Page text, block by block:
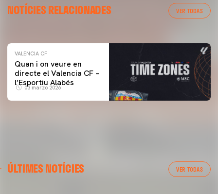
NOTÍCIES RELACIONADES VER TODAS
ENTRENAMENT DEL VALENCIA CF 04/03/26
VALENCIA CF
Quan i on veure en
directe el Valencia CF –
l’Esportiu Alabés
03 marzo 2026
ÚLTIMES NOTÍCIES VER TODAS